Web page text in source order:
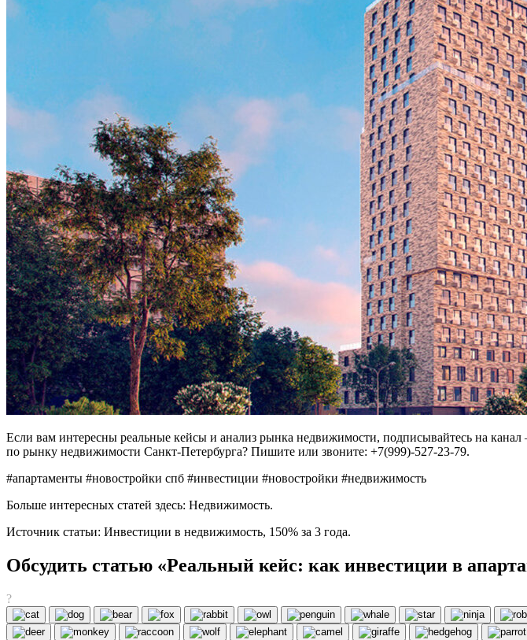
Если вам интересны реальные кейсы и анализ рынка недвижимости, подписывайтесь на
по рынку недвижимости Санкт-Петербурга? Пишите или звоните: +7(999)-527-23-79.
#апартаменты #новостройки спб #инвестиции #новостройки #недвижимость
Больше интересных статей здесь: Недвижимость.
Источник статьи: Инвестиции в недвижимость, 150% за 3 года.
Обсудить статью «Реальный кейс: как инвестиции в
?